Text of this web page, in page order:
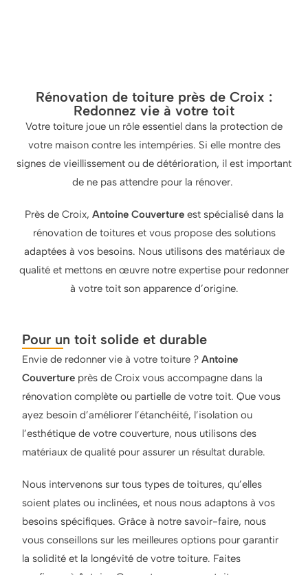
Rénovation de toiture près de Croix :
Redonnez vie à votre toit
Votre toiture joue un rôle essentiel dans la protection de
votre maison contre les intempéries. Si elle montre des
signes de vieillissement ou de détérioration, il est important
de ne pas attendre pour la rénover.
Près de Croix, Antoine Couvertureest spécialisé dans la
rénovation de toitures et vous propose des solutions
adaptées à vos besoins. Nous utilisons des matériaux de
qualité et mettons en œuvre notre expertise pour redonner
à votre toit son apparence d’origine.
Pour un toit solide et durable
Envie de redonner vie à votre toiture ?Antoine
Couverture près de Croix vous accompagne dans la
rénovation complète ou partielle de votre toit. Que vous
ayez besoin d’améliorer l’étanchéité, l’isolation ou
l’esthétique de votre couverture, nous utilisons des
matériaux de qualité pour assurer un résultat durable.
Nous intervenons sur tous types de toitures, qu’elles
soient plates ou inclinées, et nous nous adaptons à vos
besoins spécifiques. Grâce à notre savoir-faire, nous
vous conseillons sur les meilleures options pour garantir
la solidité et la longévité de votre toiture. Faites